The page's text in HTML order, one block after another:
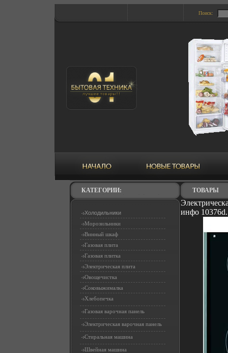
Поиск:
КАТЕГОРИИ:
Холодильники
Морозильники
Винный шкаф
Газовая плита
Газовая плитка
Электрическая плита
Овощечистка
Соковыжималка
Хлебопечка
Газовая варочная панель
Электрическая варочная панель
Стиральная машина
Швейная машина
ТОВАРЫ
инфо 10376d.